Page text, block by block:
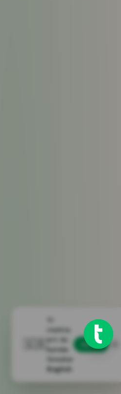
märkte
att du
kanske
föredrar
English
Switch